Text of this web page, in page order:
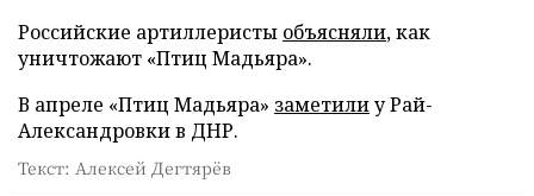
Российские артиллеристы объясняли, как
уничтожают «Птиц Мадьяра».
В апреле «Птиц Мадьяра» заметилиу Рай-
Александровки в ДНР.
Текст: Алексей Дегтярёв